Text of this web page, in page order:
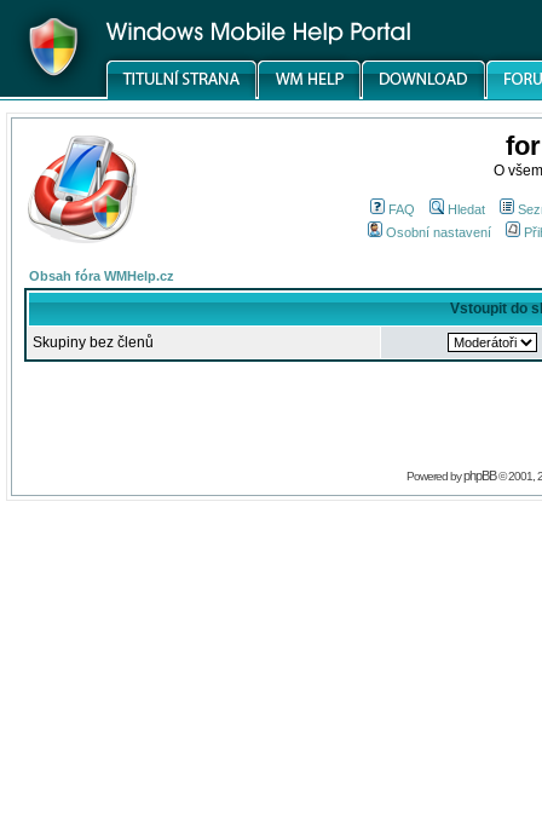
O
FAQ Hledat
Osobní nastavení
Obsah fóra WMHelp.cz
Vstoupit do
Skupiny bez členů
Powered byphpBB© 2001,